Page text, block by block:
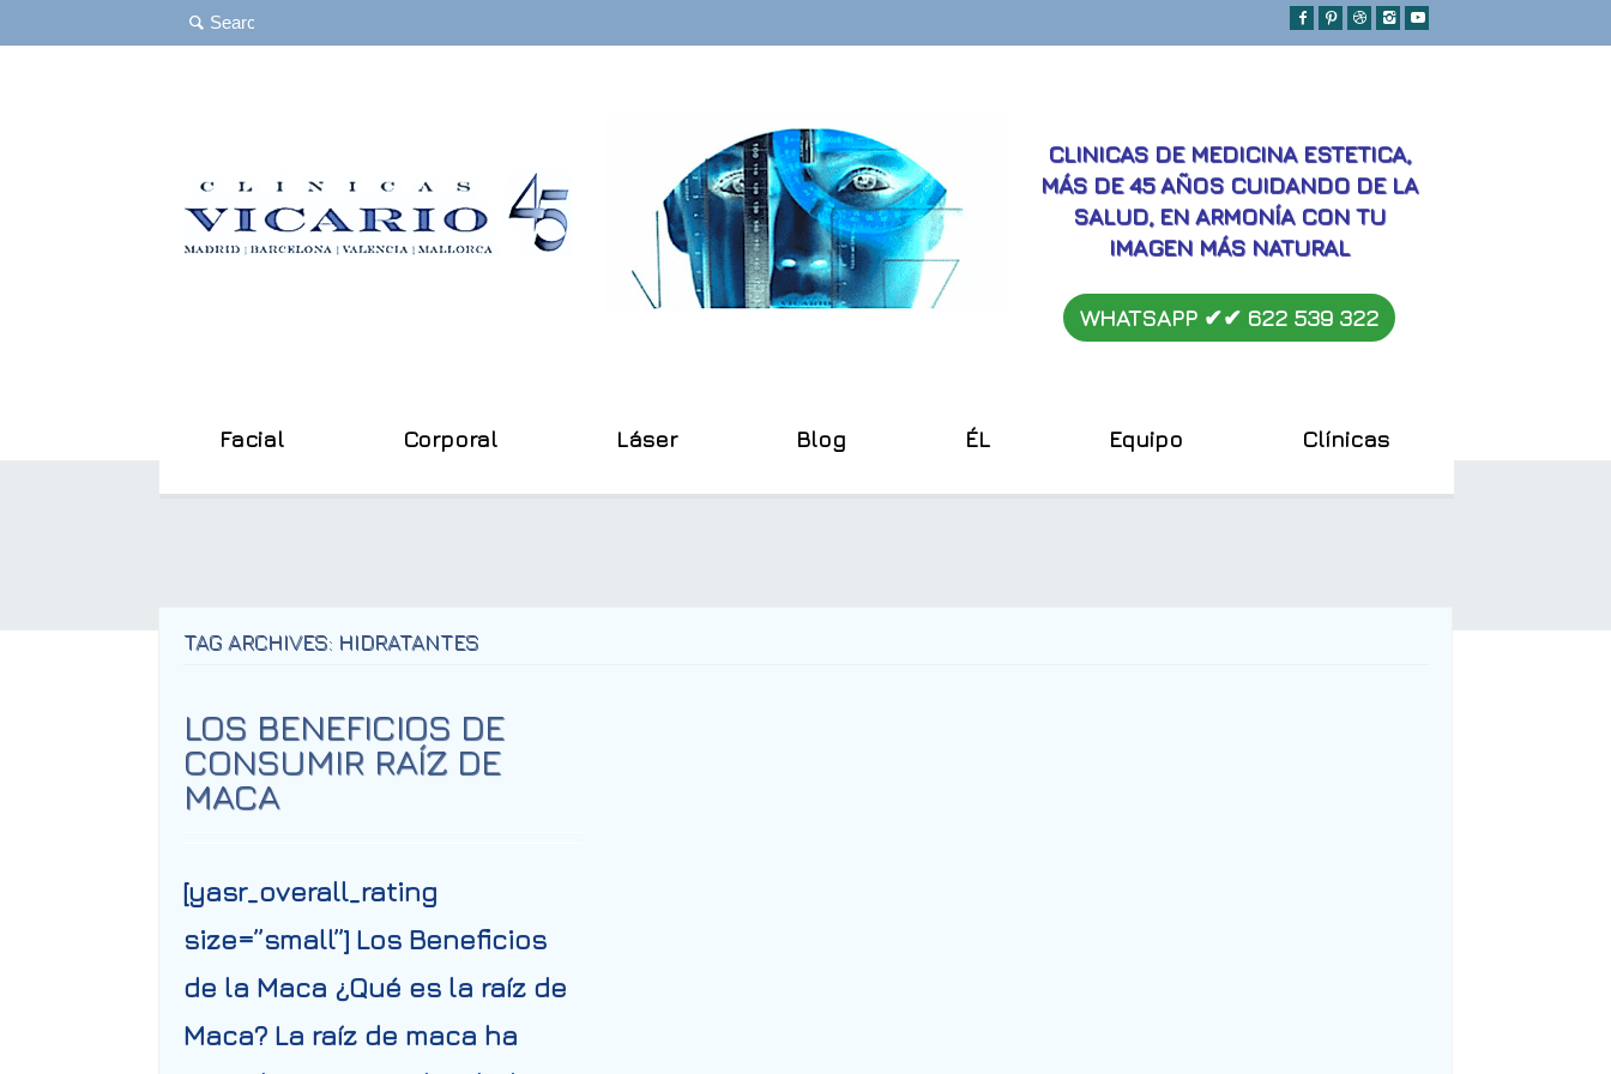
CLINICAS DE MEDICINA ESTETICA,
MÁS DE 45 AÑOS CUIDANDO DE LA
SALUD, EN ARMONÍA CON TU
IMAGEN MÁS NATURAL
WHATSAPP ✔︎✔︎ 622 539 322
Facial Corporal Láser Blog ÉL Equipo Clínicas
TAG ARCHIVES: HIDRATANTES
LOS BENEFICIOS DE
CONSUMIR RAÍZ DE
MACA
[yasr_overall_rating
size=”small”] Los Beneficios
de la Maca ¿Qué es la raíz de
Maca? La raíz de maca ha